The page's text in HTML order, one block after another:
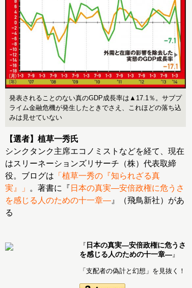
発表されることのない真のGDP成長率は▲17.1％。サブプ
ライム金融危機が発生したときでさえ、これほどの落ち込
みは見せていない
【選者】植草一秀氏
シンクタンク主席エコノミストなどを経て、現在
はスリーネーションズリサーチ（株）代表取締
役。ブログは 「植草一秀の『知られざる真
実』」
。著書に『 日本の真実―安倍政権に危うさ
を感じる人のための十一章― 』（飛鳥新社）があ
る
『 日本の真実―安倍政権に危うさ
を感じる人のための十一章― 』
「支配者の偽計と幻想」を見抜く！